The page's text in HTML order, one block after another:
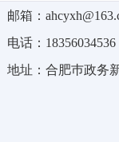
邮箱：
电话：18356034536
地址：合肥巿政务